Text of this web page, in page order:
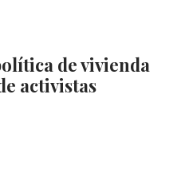
de vivienda
activistas